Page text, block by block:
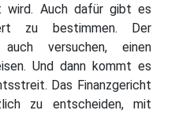
wird. Auch dafür gibt es
zu bestimmen. Der
versuchen, einen
Und dann kommt es
Das Finanzgericht
zu entscheiden, mit